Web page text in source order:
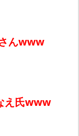
んwww
え氏www